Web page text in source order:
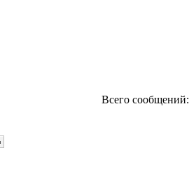
Всего сообщений: